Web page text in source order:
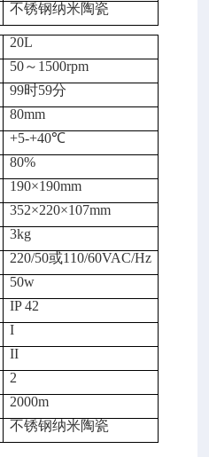
不锈钢纳米陶瓷
20L
50～1500rpm
99时59分
80mm
+5-+40℃
80%
190×190mm
352×220×107mm
3kg
220/50或110/60VAC/Hz
50w
IP 42
I
II
2
2000m
不锈钢纳米陶瓷